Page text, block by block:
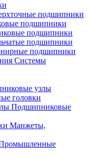
подшипники
подшипники
подшипники
подшипники
подшипники
Системы
узлы
головки
Подшипниковые
Манжеты,